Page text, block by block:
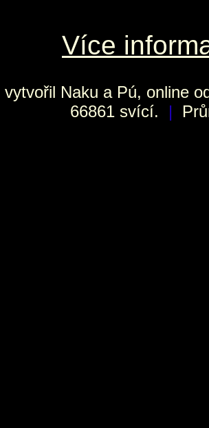
Více
vytvořil Naku a Pú, online
66861 svící.
|